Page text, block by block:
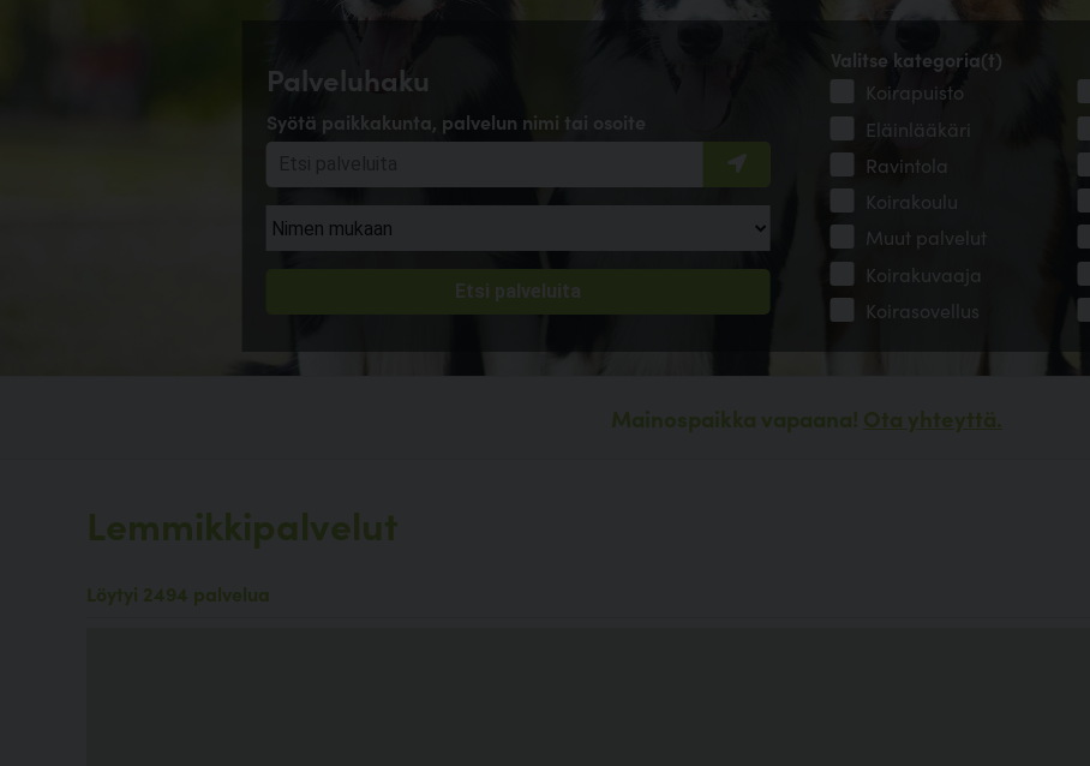
Palveluhaku
Syötä paikkakunta, palvelun nimi tai osoite
Valitse kategoria(t)
Koirapuisto
Eläinlääkäri
Ravintola
Koirakoulu
Muut palvelut
Koirakuvaaja
Koirasovellus
Mainospaikka vapaana! Ota yhteyttä.
Lemmikkipalvelut
Löytyi 2494 palvelua